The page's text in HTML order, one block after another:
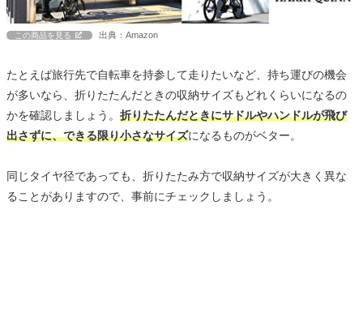
この商品を見る 出典：Amazon
たとえば旅行先で自転車を持参して走りたいなど、持ち運びの機会
が多いなら、折りたたんだときの収納サイズもどれくらいになるの
かを確認しましょう。 折りたたんだときにサドルやハンドルが飛び
出さずに、できる限り小さなサイズになるものがベター。
同じタイヤ径であっても、折りたたみ方で収納サイズが大きく異な
ることがありますので、事前にチェックしましょう。